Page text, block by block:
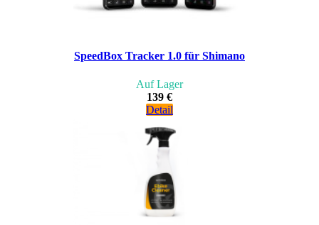
SpeedBox Tracker 1.0 für Shimano
Auf Lager
139 €
Detail